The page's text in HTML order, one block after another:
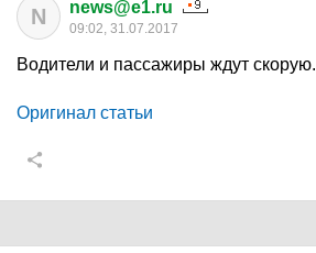
N news@e1.ru
09:02, 31.07.2017
Водители и пассажиры ждут скорую.
Оригинал статьи